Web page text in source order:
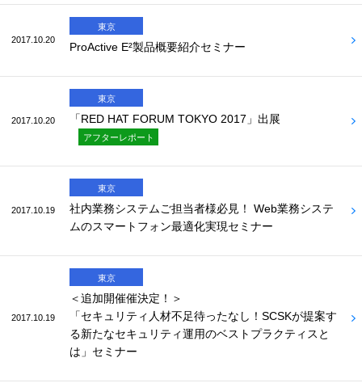
2017.10.20
東京
ProActive E²製品概要紹介セミナー
2017.10.20
東京
「RED HAT FORUM TOKYO 2017」出展
アフターレポート
2017.10.19
東京
社内業務システムご担当者様必見！ Web業務システ
ムのスマートフォン最適化実現セミナー
2017.10.19
東京
＜追加開催催決定！＞
「セキュリティ人材不足待ったなし！SCSKが提案す
る新たなセキュリティ運用のベストプラクティスと
は」セミナー